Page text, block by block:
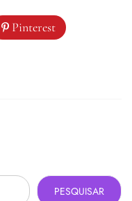
Pinterest
PESQUISAR